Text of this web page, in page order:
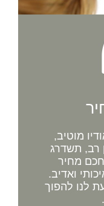
מוטיב,
רב, תשדרג
מחיר
ואדיב.
לנו להפוך